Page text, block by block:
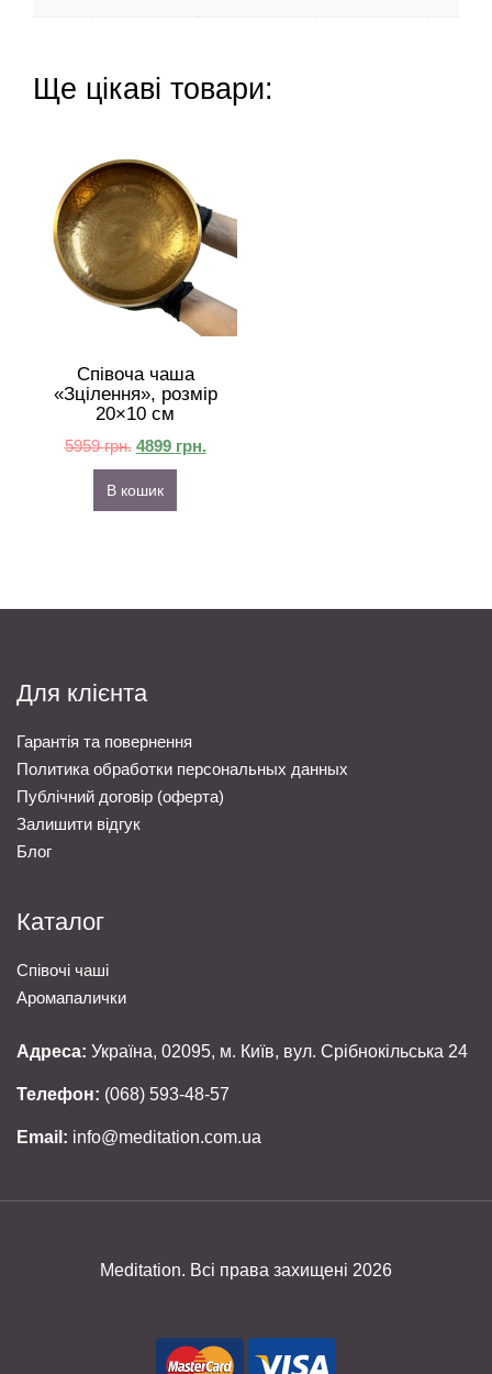
Ще цікаві товари:
Співоча чаша
«Зцілення», розмір
20×10 см
5959грн. 4899 грн.
В кошик
Для клієнта
Гарантія та повернення
Политика обработки персональных данных
Публічний договір (оферта)
Залишити відгук
Блог
Каталог
Співочі чаші
Аромапалички
Адреса: Україна, 02095, м. Київ, вул. Срібнокільська 24
Телефон: (068) 593-48-57
Email: info@meditation.com.ua
Meditation. Всі права захищені 2026